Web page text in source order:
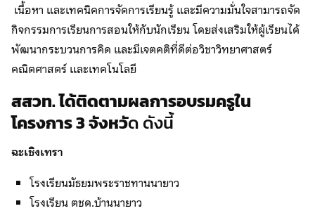
เนื้อหา และเทคนิคการจัดการเรียนรู้ และมีความมั่นใจสามารถจัด
กิจกรรมการเรียนการสอนให้กับนักเรียน โดยส่งเสริมให้ผู้เรียนได้
พัฒนากระบวนการคิด และมีเจตคติที่ดีต่อวิชาวิทยาศาสตร์
คณิตศาสตร์ และเทคโนโลยี
สสวท. ได้ติดตามผลการอบรมครูใน
โครงการ 3 จังหวัด ดังนี้
ฉะเชิงเทรา
โรงเรียนมัธยมพระราชทานนายาว
โรงเรียน ตชด.บ้านนายาว